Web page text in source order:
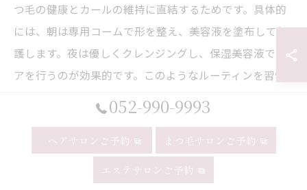
つ毛の健康とカールの維持に直結するためです。具体的
には、朝は専用コームで形を整え、美容液を塗布して保
護します。夜は優しくクレンジングし、保湿美容液でケ
アを行うのが効果的です。このようなルーティンを習慣
まつ毛パーマの持続力に差が出る美容アイテ
052-990-9993
ヘアサロンご予約 まつ毛サロンご予約
エステサロンご予約